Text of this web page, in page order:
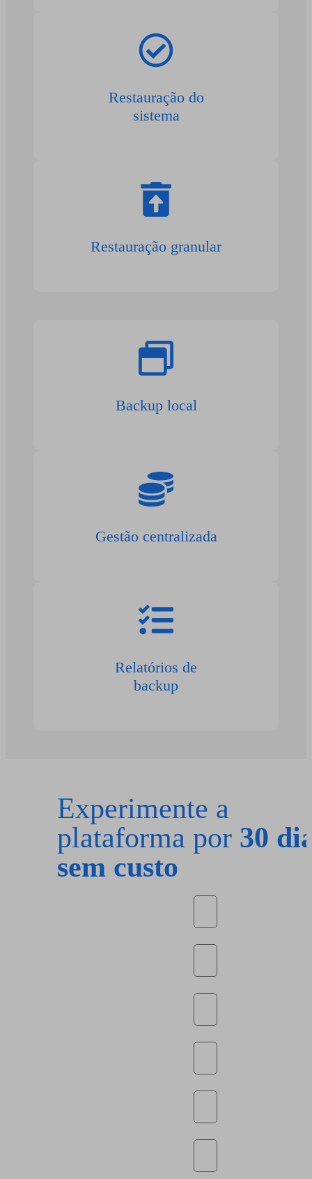
Restauração do
sistema
Restauração granular
Backup local
Gestão centralizada
Relatórios de
backup
Experimente a
plataforma por 30
sem custo